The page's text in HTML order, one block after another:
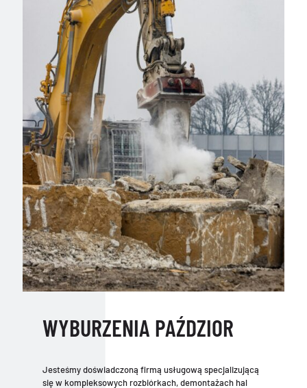
WYBURZENIA PAŹDZIOR
Jesteśmy doświadczoną firmą usługową specjalizującą
się w kompleksowych rozbiórkach, demontażach hal